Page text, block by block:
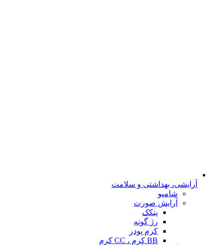
آرایشی، بهداشتی و سلامت
شامپو
آرایش صورت
پنکک
رژ گونه
کرم پودر
BB کرم ، CC کرم